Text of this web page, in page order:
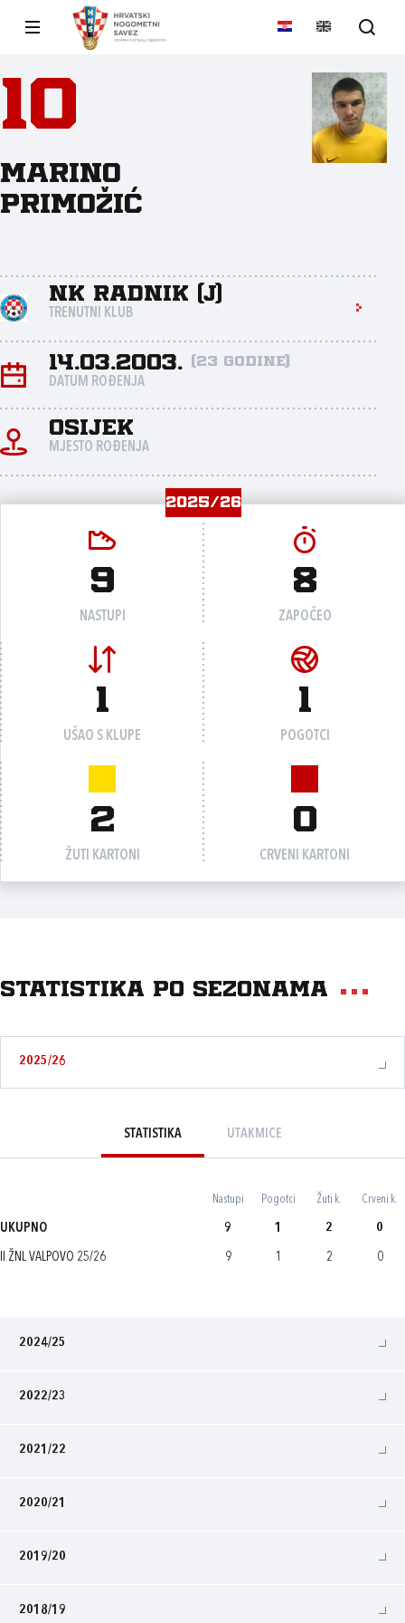
10
Marino
Primožić
NK Radnik (J)
TRENUTNI KLUB
14.03.2003. (23 godine)
DATUM ROĐENJA
Osijek
MJESTO ROĐENJA
2025/26
9
NASTUPI
8
ZAPOČEO
1
UŠAO S KLUPE
1
POGOTCI
2
ŽUTI KARTONI
0
CRVENI KARTONI
Statistika po sezonama
2025/26
STATISTIKA UTAKMICE
Nastupi Pogotci Žuti k. Crveni k.
UKUPNO 9 1 2 0
II ŽNL VALPOVO 25/26 9 1 2 0
2024/25
2022/23
2021/22
2020/21
2019/20
2018/19